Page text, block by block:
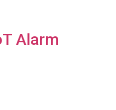
Alarm